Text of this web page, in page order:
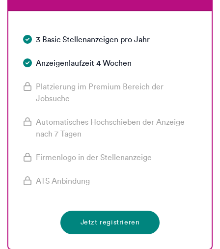
3 Basic Stellenanzeigen pro Jahr
Anzeigenlaufzeit 4 Wochen
Platzierung im Premium Bereich der
Jobsuche
Automatisches Hochschieben der Anzeige
nach 7 Tagen
Firmenlogo in der Stellenanzeige
ATS Anbindung
Jetzt registrieren